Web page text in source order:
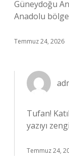
Güneydoğu
Anadolu
Temmuz 24, 2026
Tufan!
yazıyı
Temmuz 24,